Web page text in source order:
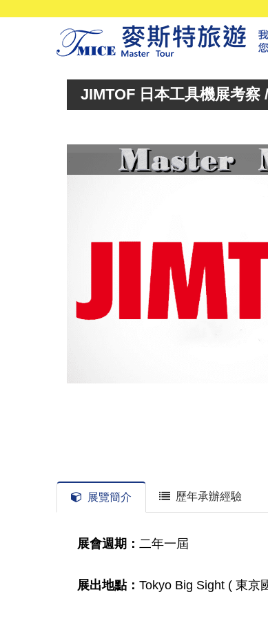
JIMTOF 日本工具機展考察
展覽簡介 歷年承辦經驗
展會週期：二年一屆
展出地點：Tokyo Big Sight ( 東京